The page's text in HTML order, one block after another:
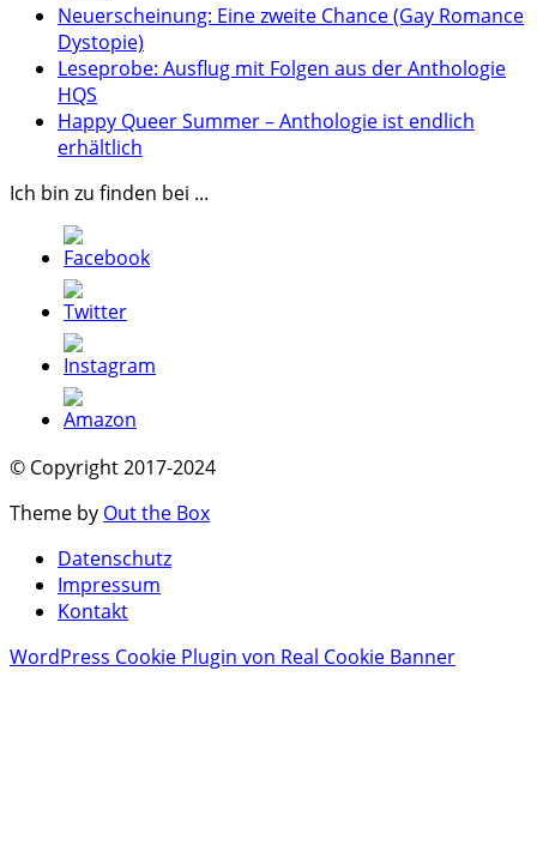
Neuerscheinung: Eine zweite Chance (Gay Romance
Dystopie)
Leseprobe: Ausflug mit Folgen aus der Anthologie
HQS
Happy Queer Summer – Anthologie ist endlich
erhältlich
Ich bin zu finden bei ...
© Copyright 2017-2024
Theme by Out the Box
Datenschutz
Impressum
Kontakt
WordPress Cookie Plugin von Real Cookie Banner